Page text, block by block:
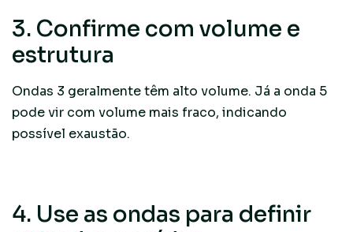
3. Confirme com volume e
estrutura
Ondas 3 geralmente têm alto volume. Já a onda 5
pode vir com volume mais fraco, indicando
possível exaustão.
4. Use as ondas para definir